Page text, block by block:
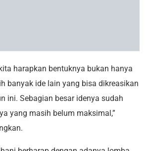
harapkan bentuknya bukan hanya
banyak ide lain yang bisa dikreasikan
ini. Sebagian besar idenya sudah
yang masih belum maksimal,”